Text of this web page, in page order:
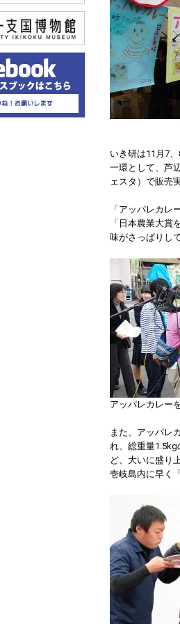
いき研は11月7
一環として、芦
ェスタ）で販売
「アッパレカレ
「日本農業大賞
味がさっぱりし
アッパレカレー
また、アッパレ
れ、総重量
ど、大いに盛り
壱岐島内に早く